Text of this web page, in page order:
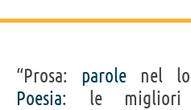
“Prosa: parole nel
Poesia: le